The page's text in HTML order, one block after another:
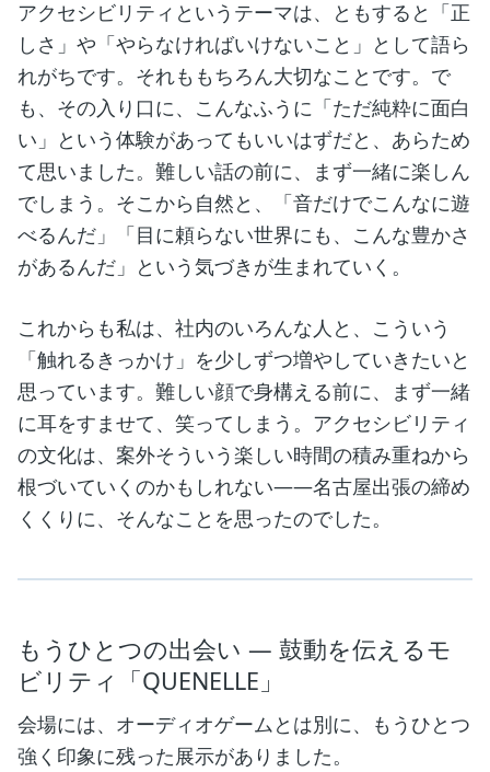
アクセシビリティというテーマは、ともすると「正
しさ」や「やらなければいけないこと」として語ら
れがちです。それももちろん大切なことです。で
も、その入り口に、こんなふうに「ただ純粋に面白
い」という体験があってもいいはずだと、あらため
て思いました。難しい話の前に、まず一緒に楽しん
でしまう。そこから自然と、「音だけでこんなに遊
べるんだ」「目に頼らない世界にも、こんな豊かさ
があるんだ」という気づきが生まれていく。
これからも私は、社内のいろんな人と、こういう
「触れるきっかけ」を少しずつ増やしていきたいと
思っています。難しい顔で身構える前に、まず一緒
に耳をすませて、笑ってしまう。アクセシビリティ
の文化は、案外そういう楽しい時間の積み重ねから
根づいていくのかもしれない——名古屋出張の締め
くくりに、そんなことを思ったのでした。
もうひとつの出会い ― 鼓動を伝えるモ
ビリティ「QUENELLE」
会場には、オーディオゲームとは別に、もうひとつ
強く印象に残った展示がありました。